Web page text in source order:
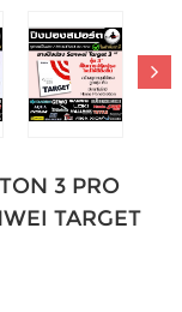
3 PRO
TARGET